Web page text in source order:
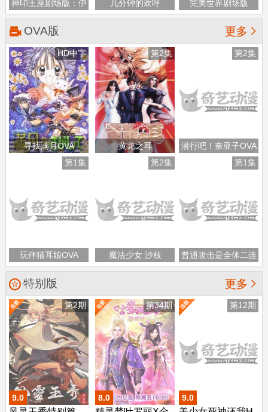
神印王座剧场版：伊
莱克斯传奇
几分钟的欢呼 完美世界剧场版
 OVA版 更多
HD中字
寻找满月OVA
第2集
黄龙之耳
第2集
潜行吧！奈亚子OVA
第1集
玩伴猫耳娘OVA
第2集
魔法少女 沙枝
第1集
普通攻击是全体二连
击，这样的妈妈你喜
欢吗？ OVA
 特别版 更多
9.0
第2期
8.0
第34期
9.0
第12期